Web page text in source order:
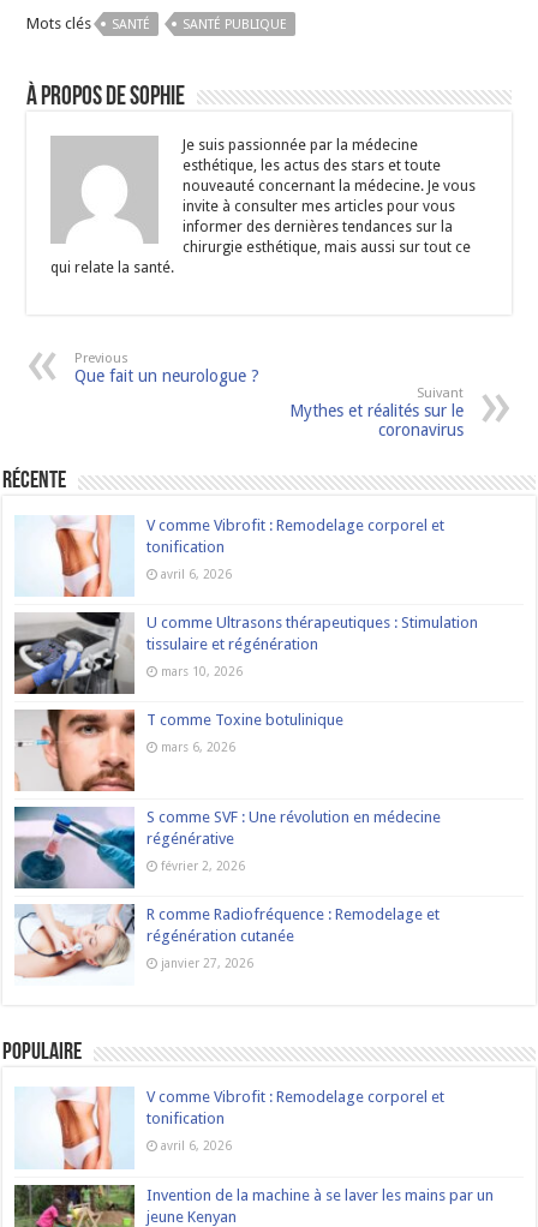
Mots clés SANTÉ SANTÉ PUBLIQUE
À propos de Sophie
Je suis passionnée par la médecine
esthétique, les actus des stars et toute
nouveauté concernant la médecine. Je vous
invite à consulter mes articles pour vous
informer des dernières tendances sur la
chirurgie esthétique, mais aussi sur tout ce
qui relate la santé.
Previous
Que fait un neurologue ?
Suivant
Mythes et réalités sur le
coronavirus
Récente
V comme Vibrofit : Remodelage corporel et
tonification
avril 6, 2026
U comme Ultrasons thérapeutiques : Stimulation
tissulaire et régénération
mars 10, 2026
T comme Toxine botulinique
mars 6, 2026
S comme SVF : Une révolution en médecine
régénérative
février 2, 2026
R comme Radiofréquence : Remodelage et
régénération cutanée
janvier 27, 2026
Populaire
V comme Vibrofit : Remodelage corporel et
tonification
avril 6, 2026
Invention de la machine à se laver les mains par un
jeune Kenyan